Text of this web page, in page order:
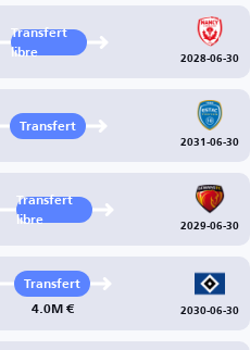
Transfert
libre
2028-06-30
Transfert
2031-06-30
Transfert
libre
2029-06-30
Transfert
4.0M €
2030-06-30